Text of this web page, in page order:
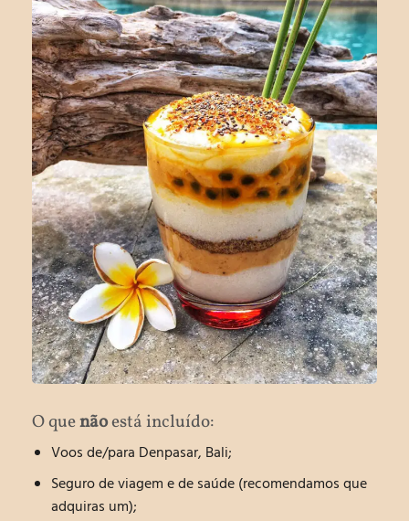
O quenãoestá incluído:
Voos de/para Denpasar, Bali;
Seguro de viagem e de saúde (recomendamos que
adquiras um);